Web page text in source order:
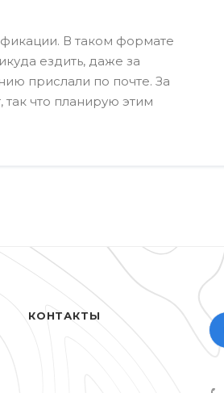
В таком формате
ездить, даже за
прислали по почте. За
что планирую этим
КОНТАКТЫ